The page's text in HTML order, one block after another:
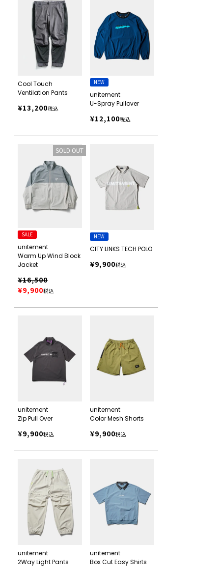
Cool Touch
Ventilation Pants
¥13,200税込
NEW
unitement
U-Spray Pullover
¥12,100税込
SALE
unitement
Warm Up Wind Block
Jacket
¥16,500
¥9,900税込
SOLD OUT
NEW
CITY LINKS TECH POLO
¥9,900税込
unitement
Zip Pull Over
¥9,900税込
unitement
Color Mesh Shorts
¥9,900税込
unitement
2Way Light Pants
unitement
Box Cut Easy Shirts